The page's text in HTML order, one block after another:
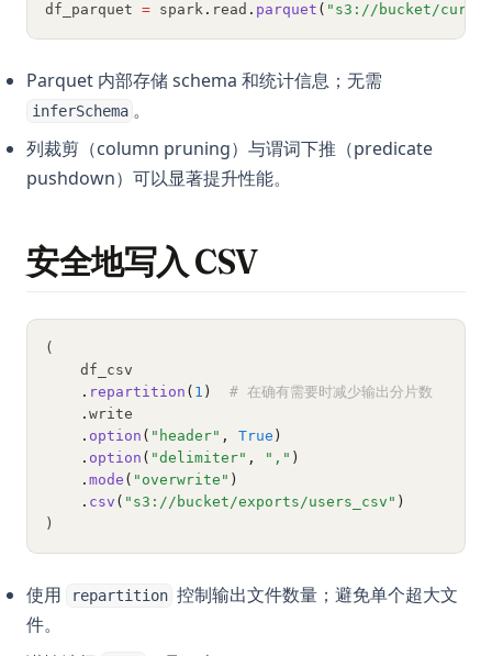
df_parquet = spark . read . parquet ( "s3://bucket/
Parquet 内部存储 schema 和统计信息；无需
inferSchema 。
列裁剪（column pruning）与谓词下推（predicate
pushdown）可以显著提升性能。
安全地写入 CSV
(
    df_csv
. repartition ( 1 )
# 在确有需要时减少输出分片数
. write
. option ( "header" , True )
. option ( "delimiter" , "," )
. mode ( "overwrite" )
. csv ( "s3://bucket/exports/users_csv" )
)
使用 repartition 控制输出文件数量；避免单个超大文
件。